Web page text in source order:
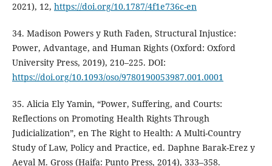
2021), 12, https://doi.org/10.1787/4f1e736c-en
34. Madison Powers y Ruth Faden, Structural Injustice:
Power, Advantage, and Human Rights (Oxford: Oxford
University Press, 2019), 210–225. DOI:
https://doi.org/10.1093/oso/9780190053987.001.0001
35. Alicia Ely Yamin, “Power, Suffering, and Courts:
Reflections on Promoting Health Rights Through
Judicialization”, en The Right to Health: A Multi-Country
Study of Law, Policy and Practice, ed. Daphne Barak-Erez y
Aeyal M. Gross (Haifa: Punto Press, 2014), 333–358.